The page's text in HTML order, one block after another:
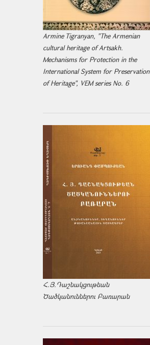
Armine Tigranyan, "The Armenian
cultural heritage of Artsakh.
Mechanisms for Protection in the
International System for Preservation
of Heritage", VEM series No. 6
Հ.Յ.Դաշնակցութեան
Ծածկանուններու Բառարան